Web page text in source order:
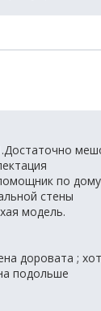
по дому
стены
модель.
доровата ;
подольше